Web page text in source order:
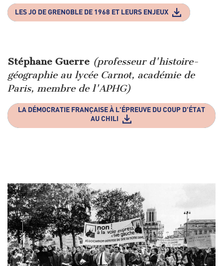
LES JO DE GRENOBLE DE 1968 ET LEURS ENJEUX
Stéphane Guerre (professeur d'histoire-
géographie au lycée Carnot, académie de
Paris, membre de l'APHG)
LA DÉMOCRATIE FRANÇAISE À L'ÉPREUVE DU COUP D'ÉTAT
AU CHILI